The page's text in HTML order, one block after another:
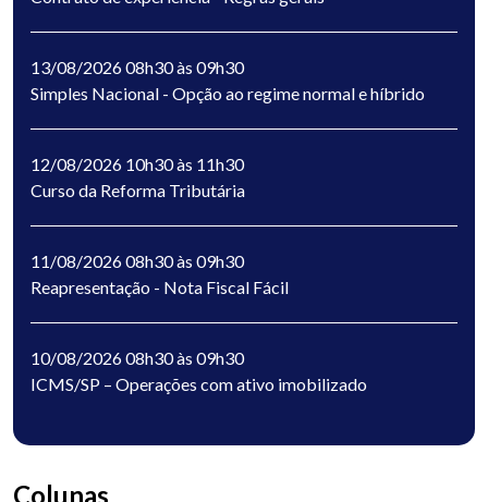
13/08/2026 08h30 às 09h30
Simples Nacional - Opção ao regime normal e híbrido
12/08/2026 10h30 às 11h30
Curso da Reforma Tributária
11/08/2026 08h30 às 09h30
Reapresentação - Nota Fiscal Fácil
10/08/2026 08h30 às 09h30
ICMS/SP – Operações com ativo imobilizado
Colunas